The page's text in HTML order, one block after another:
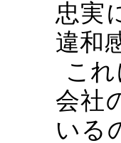
忠実
違和
こ
会社
いる